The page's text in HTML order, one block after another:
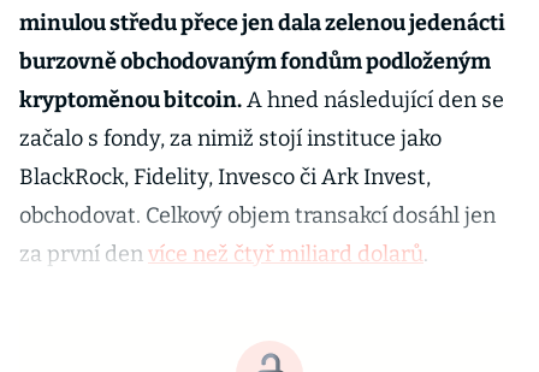
minulou středu přece jen dala zelenou jedenácti
burzovně obchodovaným fondům podloženým
kryptoměnou bitcoin.A hned následující den se
začalo s fondy, za nimiž stojí instituce jako
BlackRock, Fidelity, Invesco či Ark Invest,
obchodovat. Celkový objem transakcí dosáhl jen
za první denvíce než čtyř miliard dolarů.